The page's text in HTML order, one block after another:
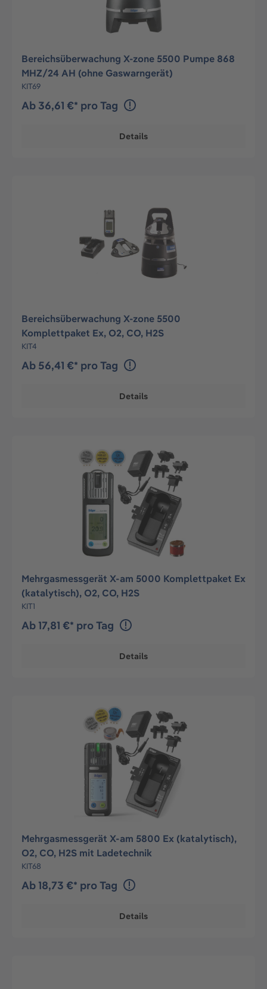
Bereichsüberwachung X-zone 5500 Pumpe 868
MHZ/24 AH (ohne Gaswarngerät)
KIT69
Ab 36,61 €* pro Tag
Details
Bereichsüberwachung X-zone 5500
Komplettpaket Ex, O2, CO, H2S
KIT4
Ab 56,41 €* pro Tag
Details
Mehrgasmessgerät X-am 5000 Komplettpaket Ex
(katalytisch), O2, CO, H2S
KIT1
Ab 17,81 €* pro Tag
Details
Mehrgasmessgerät X-am 5800 Ex (katalytisch),
O2, CO, H2S mit Ladetechnik
KIT68
Ab 18,73 €* pro Tag
Details